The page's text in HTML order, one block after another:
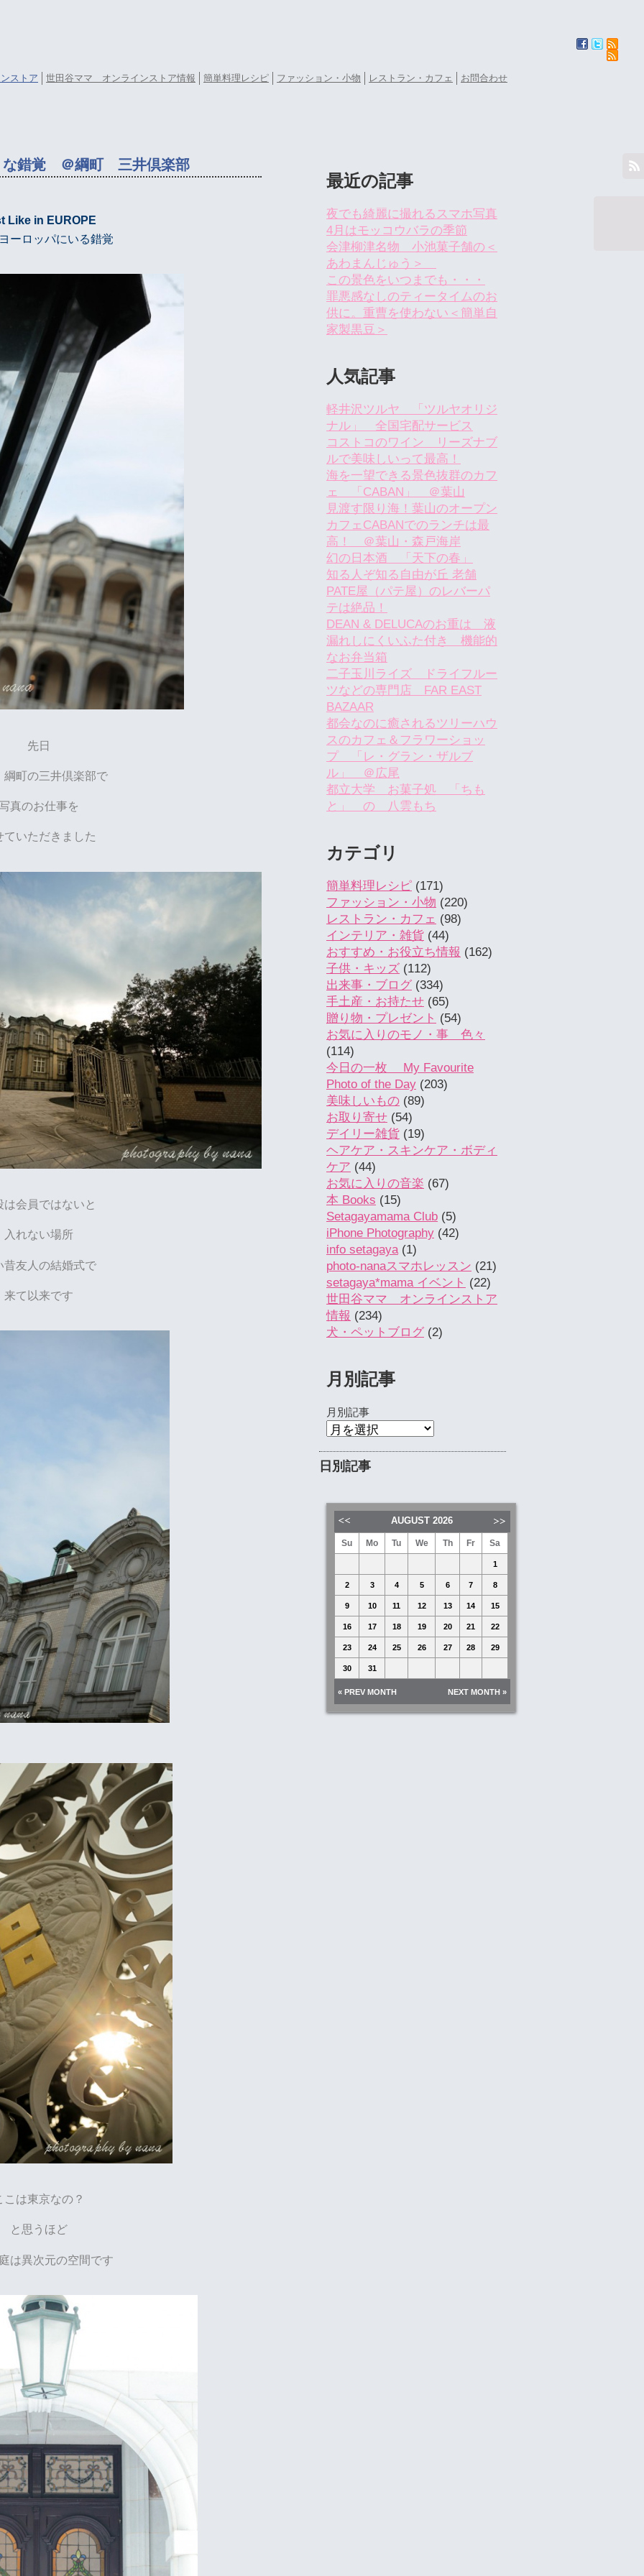
ストア 世田谷ママ オンラインストア情報 簡単料理レシピ ファッション・小物 レストラン・カフェ お問合わせ
な錯覚 ＠綱町 三井倶楽部
Like in EUROPE
ーロッパにいる錯覚
先日
綱町の三井倶楽部で
真のお仕事を
ていただきました
は会員ではないと
入れない場所
昔友人の結婚式で
来て以来です
こは東京なの？
と思うほど
は異次元の空間です
最近の記事
夜でも綺麗に撮れるスマホ写真
4月はモッコウバラの季節
会津柳津名物 小池菓子舗の＜
あわまんじゅう＞
この景色をいつまでも・・・
罪悪感なしのティータイムのお
供に。重曹を使わない＜簡単自
家製黒豆＞
人気記事
軽井沢ツルヤ 「ツルヤオリジ
ナル」 全国宅配サービス
コストコのワイン リーズナブ
ルで美味しいって最高！
海を一望できる景色抜群のカフ
ェ 「CABAN」 ＠葉山
見渡す限り海！葉山のオープン
カフェCABANでのランチは最
高！ ＠葉山・森戸海岸
幻の日本酒 「天下の春」
知る人ぞ知る自由が丘 老舗
PATE屋（パテ屋）のレバーパ
テは絶品！
DEAN & DELUCAのお重は 液
漏れしにくいふた付き 機能的
なお弁当箱
二子玉川ライズ ドライフルー
ツなどの専門店 FAR EAST
BAZAAR
都会なのに癒されるツリーハウ
スのカフェ＆フラワーショッ
プ 「レ・グラン・ザルブ
ル」 ＠広尾
都立大学 お菓子処 「ちも
と」 の 八雲もち
カテゴリ
簡単料理レシピ (171)
ファッション・小物 (220)
レストラン・カフェ (98)
インテリア・雑貨 (44)
おすすめ・お役立ち情報 (162)
子供・キッズ (112)
出来事・ブログ (334)
手土産・お持たせ (65)
贈り物・プレゼント (54)
お気に入りのモノ・事 色々
(114)
今日の一枚 My Favourite
Photo of the Day (203)
美味しいもの (89)
お取り寄せ (54)
デイリー雑貨 (19)
ヘアケア・スキンケア・ボディ
ケア (44)
お気に入りの音楽 (67)
本 Books (15)
Setagayamama Club (5)
iPhone Photography (42)
info setagaya(1)
photo-nanaスマホレッスン (21)
setagaya*mama イベント (22)
世田谷ママ オンラインストア
情報 (234)
犬・ペットブログ (2)
月別記事
月別記事
日別記事
AUGUST 2026
Su Mo Tu We Th Fr Sa
1
2 3 4 5 6 7 8
9 10 11 12 13 14 15
16 17 18 19 20 21 22
23 24 25 26 27 28 29
30 31
« PREV MONTH NEXT MONTH »